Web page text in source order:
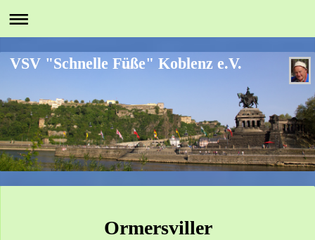
VSV "Schnelle Füße" Koblenz e.V.
Ormersviller